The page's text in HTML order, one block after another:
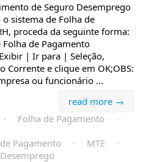
de Seguro Desemprego
sistema de Folha de
proceda da seguinte forma:
Folha de Pagamento
| Ir para | Seleção,
Corrente e clique em OK;OBS:
ou funcionário ...
read more →
· Folha de Pagamento
·
Pagamento · MTE
·